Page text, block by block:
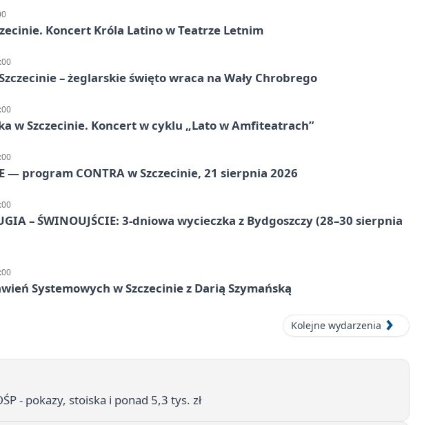
Koncert Króla Latino w Teatrze Letnim
– żeglarskie święto wraca na Wały Chrobrego
w Szczecinie. Koncert w cyklu „Lato w Amfiteatrach”
— program CONTRA w Szczecinie, 21 sierpnia 2026
– ŚWINOUJŚCIE: 3-dniowa wycieczka z Bydgoszczy (28–30 sierpnia
Systemowych w Szczecinie z Darią Szymańską
Kolejne wydarzenia
- pokazy, stoiska i ponad 5,3 tys. zł